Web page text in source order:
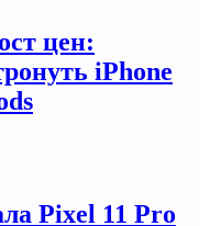
цен:
iPhone
Pixel 11 Pro